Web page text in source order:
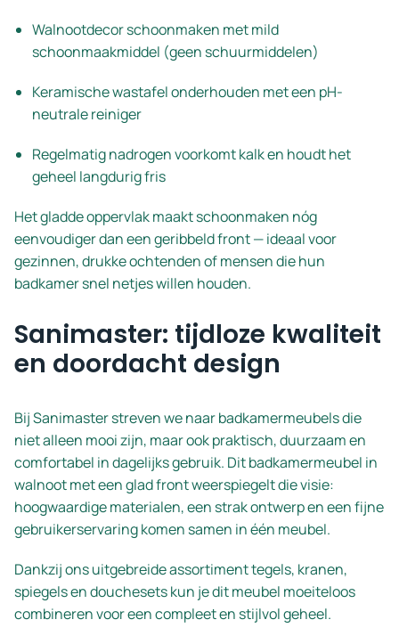
Walnootdecor schoonmaken met mild
schoonmaakmiddel (geen schuurmiddelen)
Keramische wastafel onderhouden met een pH-
neutrale reiniger
Regelmatig nadrogen voorkomt kalk en houdt het
geheel langdurig fris
Het gladde oppervlak maakt schoonmaken nóg
eenvoudiger dan een geribbeld front — ideaal voor
gezinnen, drukke ochtenden of mensen die hun
badkamer snel netjes willen houden.
Sanimaster: tijdloze kwaliteit
en doordacht design
Bij Sanimaster streven we naar badkamermeubels die
niet alleen mooi zijn, maar ook praktisch, duurzaam en
comfortabel in dagelijks gebruik. Dit badkamermeubel in
walnoot met een glad front weerspiegelt die visie:
hoogwaardige materialen, een strak ontwerp en een fijne
gebruikerservaring komen samen in één meubel.
Dankzij ons uitgebreide assortiment tegels, kranen,
spiegels en douchesets kun je dit meubel moeiteloos
combineren voor een compleet en stijlvol geheel.